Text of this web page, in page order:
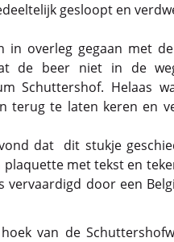
gesloopt en
in overleg gegaan met
de beer niet in de
Schuttershof. Helaas
terug te laten keren en
dat dit stukje
met tekst en
door een
van de